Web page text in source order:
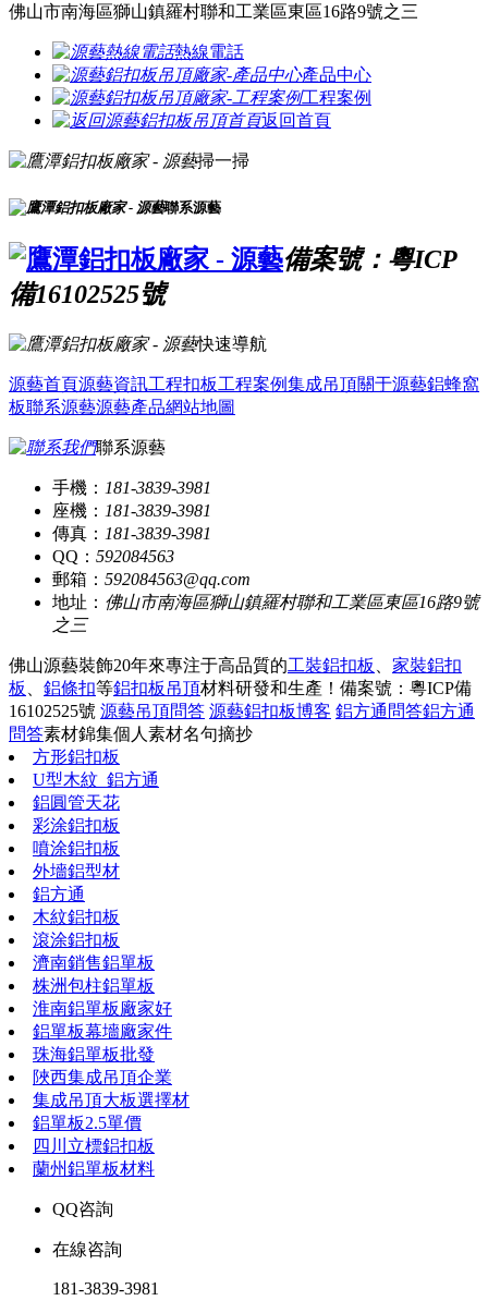
佛山市南海區獅山鎮羅村聯和工業區東區16路9號之三
熱線電話
產品中心
工程案例
返回首頁
掃一掃
聯系源藝
備案號：粵ICP
備16102525號
快速導航
源藝首頁源藝資訊工程扣板工程案例集成吊頂關于源藝鋁蜂窩
板聯系源藝源藝產品網站地圖
聯系源藝
手機： 181-3839-3981
座機： 181-3839-3981
傳真： 181-3839-3981
QQ： 592084563
郵箱： 592084563@qq.com
地址： 佛山市南海區獅山鎮羅村聯和工業區東區16路9號
之三
佛山源藝裝飾20年來專注于高品質的工裝鋁扣板
家裝鋁扣
板
鋁條扣等鋁扣板吊頂材料研發和生產！ 備案號：粵ICP備
16102525號 源藝吊頂問答 源藝鋁扣板博客 鋁方通問答鋁方通
問答素材錦集個人素材名句摘抄
方形鋁扣板
U型木紋_鋁方通
鋁圓管天花
彩涂鋁扣板
噴涂鋁扣板
外墻鋁型材
鋁方通
木紋鋁扣板
滾涂鋁扣板
濟南銷售鋁單板
株洲包柱鋁單板
淮南鋁單板廠家好
鋁單板幕墻廠家件
珠海鋁單板批發
陜西集成吊頂企業
集成吊頂大板選擇材
鋁單板2.5單價
四川立標鋁扣板
蘭州鋁單板材料
QQ咨詢
在線咨詢
181-3839-3981